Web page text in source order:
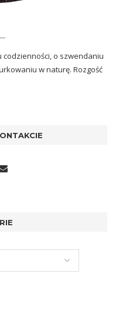
codzienności, o szwendaniu
w naturę. Rozgość